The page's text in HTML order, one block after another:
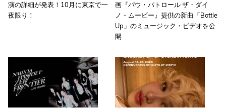
演の詳細が発表！10月に東京で一
夜限り！
画『パウ・パトロール ザ・ダイ
ノ・ムービー』提供の新曲「Bottle
Up」のミュージック・ビデオを公
開